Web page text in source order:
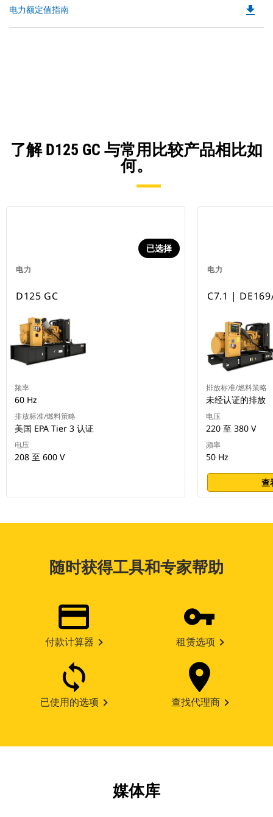
电力额定值指南 file_download
了解 D125 GC 与常用比较产品相比如
何。
电力
已选择
D125 GC
频率
60 Hz
排放标准/燃料策略
美国 EPA Tier 3 认证
电压
208 至 600 V
电力
C7.1 |
排放标准/燃料策略
未经认证的排放
电压
220 至 380 V
频率
50 Hz
查
随时获得工具和专家帮助
付款计算器 租赁选项
已使用的选项 查找代理商
媒体库